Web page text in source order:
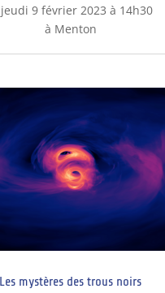
9 février 2023 à 14h30
à Menton
Les mystères des trous noirs